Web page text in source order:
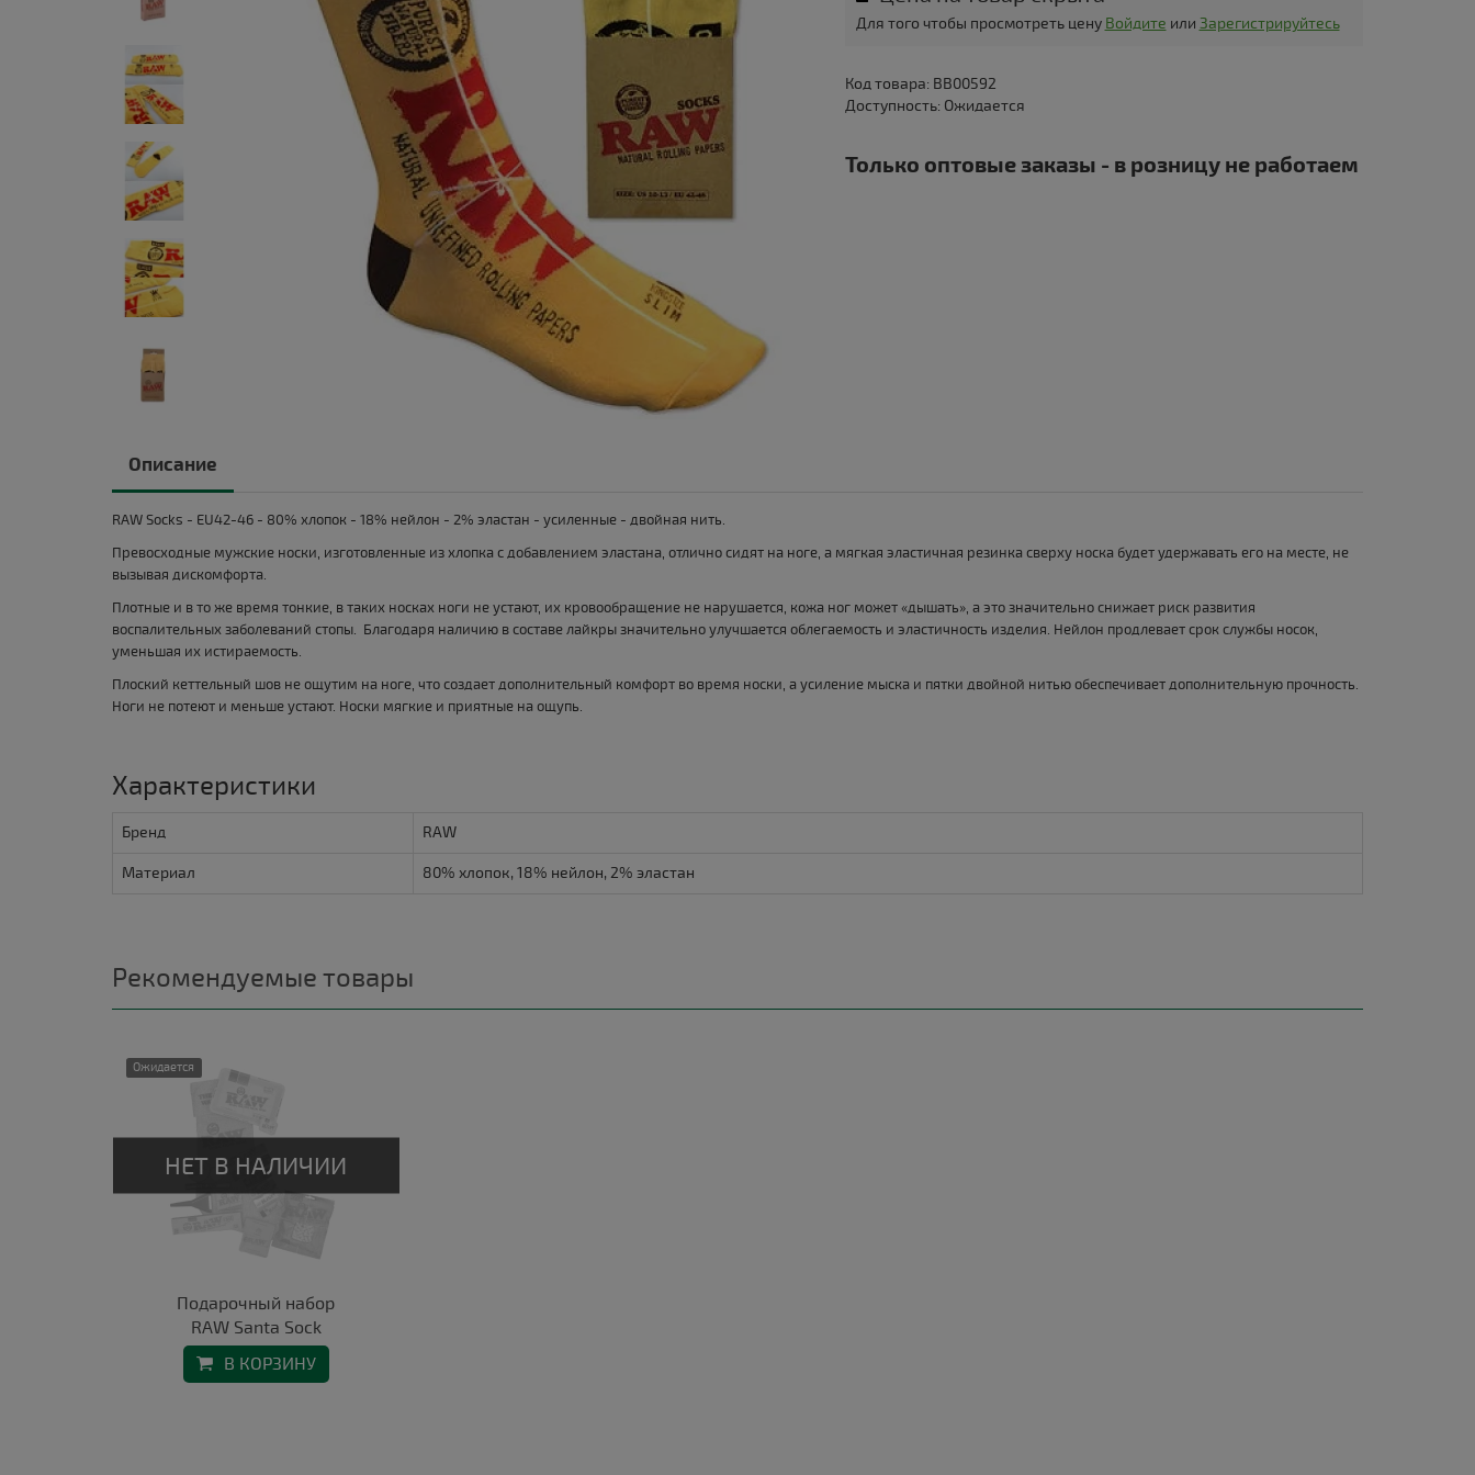
Для того чтобы просмотреть цену Войдите или Зарегистрируйтесь
Код товара: BB00592
Доступность: Ожидается
Только оптовые заказы - в розницу не работаем
Описание
RAW Socks - EU42-46 - 80% хлопок - 18% нейлон - 2% эластан - усиленные - двойная нить.
Превосходные мужские носки, изготовленные из хлопка с добавлением эластана, отлично сидят на ноге, а мягкая эластичная резинка сверху носка будет удержавать его на месте, не
вызывая дискомфорта.
Плотные и в то же время тонкие, в таких носках ноги не устают, их кровообращение не нарушается, кожа ног может «дышать», а это значительно снижает риск развития
воспалительных заболеваний стопы. Благодаря наличию в составе лайкры значительно улучшается облегаемость и эластичность изделия. Нейлон продлевает срок службы носок,
уменьшая их истираемость.
Плоский кеттельный шов не ощутим на ноге, что создает дополнительный комфорт во время носки, а усиление мыска и пятки двойной нитью обеспечивает дополнительную прочность.
Ноги не потеют и меньше устают. Носки мягкие и приятные на ощупь.
Характеристики
Бренд RAW
Материал 80% хлопок, 18% нейлон, 2% эластан
Рекомендуемые товары
Ожидается
Подарочный набор
RAW Santa Sock
В КОРЗИНУ